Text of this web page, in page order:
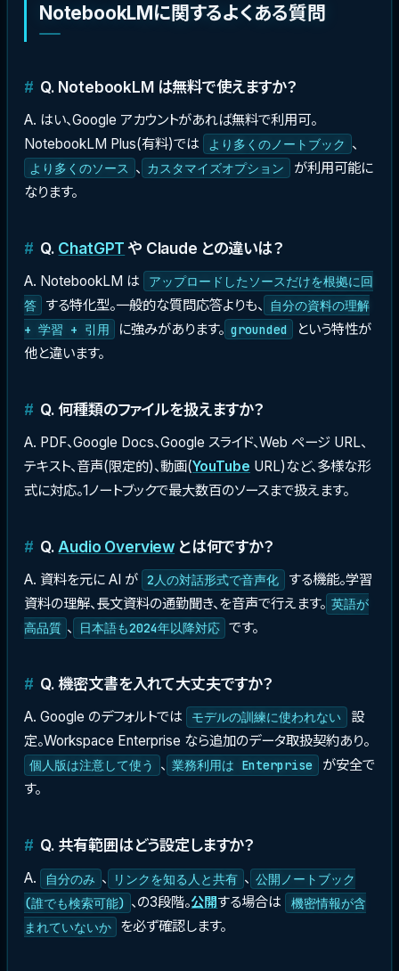
NotebookLMに関するよくある質問
Q. NotebookLM は無料で使えますか？
A. はい、Google アカウントがあれば無料で利用可。
NotebookLM Plus(有料)では
より多くのノートブック 、
より多くのソース 、 カスタマイズオプション
が利用可能に
なります。
Q. ChatGPT や Claude との違いは？
A. NotebookLM は
アップロードしたソースだけを根拠に回
答
する特化型。一般的な質問応答よりも、
自分の資料の理解
+ 学習 + 引用
に強みがあります。 grounded
という特性が
他と違います。
Q. 何種類のファイルを扱えますか？
A. PDF、Google Docs、Google スライド、Web ページ URL、
テキスト、音声(限定的)、動画(YouTube URL)など、多様な形
式に対応。1ノートブックで最大数百のソースまで扱えます。
Q. Audio Overview とは何ですか？
A. 資料を元に AI が 2人の対話形式で音声化
する機能。学習
資料の理解、長文資料の通勤聞き、を音声で行えます。 英語が
高品質 、 日本語も2024年以降対応 です。
Q. 機密文書を入れて大丈夫ですか？
A. Google のデフォルトでは モデルの訓練に使われない
設
定。Workspace Enterprise なら追加のデータ取扱契約あり。
個人版は注意して使う 、 業務利用は Enterprise
が安全で
す。
Q. 共有範囲はどう設定しますか？
A. 自分のみ 、 リンクを知る人と共有 、 公開ノートブック
(誰でも検索可能) 、の3段階。公開する場合は
機密情報が含
まれていないか
を必ず確認します。